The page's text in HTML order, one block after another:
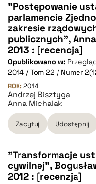
CZYSTY TEKST
pobierz cytat
BIBTEX
pobierz cytat
"Postępowanie
parlamencie
zakresie
publicznych",
2013 : [recencja]
Opublikowano w:
2014 / Tom 22 / Numer
ROK: 2014
Andrzej Bisztyga
Anna Michalak
Zacytuj Udostępnij
CZYSTY TEKST
"Transformacje
cywilnej",
2012 : [recenzja]